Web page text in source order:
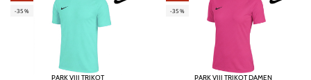
-35%
PARK VIII TRIKOT
-35%
PARK VIII TRIKOT DAMEN